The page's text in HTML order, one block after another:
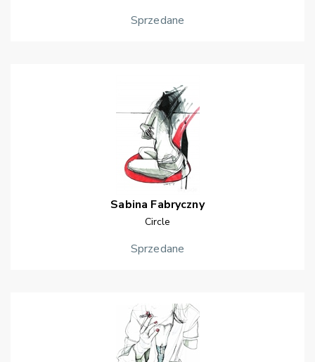
Sprzedane
Sabina Fabryczny
Circle
Sprzedane